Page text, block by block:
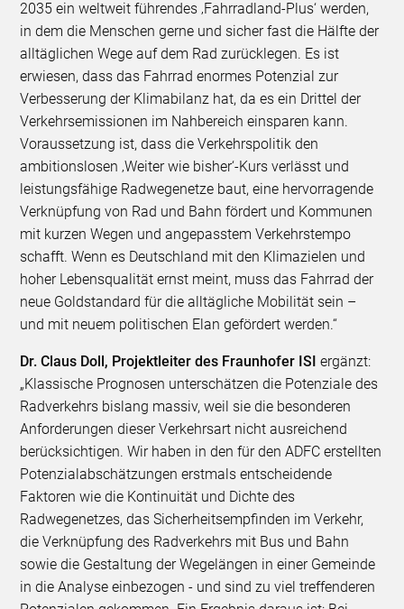
2035 ein weltweit führendes ‚Fahrradland-Plus‘ werden,
in dem die Menschen gerne und sicher fast die Hälfte der
alltäglichen Wege auf dem Rad zurücklegen. Es ist
erwiesen, dass das Fahrrad enormes Potenzial zur
Verbesserung der Klimabilanz hat, da es ein Drittel der
Verkehrsemissionen im Nahbereich einsparen kann.
Voraussetzung ist, dass die Verkehrspolitik den
ambitionslosen ‚Weiter wie bisher‘-Kurs verlässt und
leistungsfähige Radwegenetze baut, eine hervorragende
Verknüpfung von Rad und Bahn fördert und Kommunen
mit kurzen Wegen und angepasstem Verkehrstempo
schafft. Wenn es Deutschland mit den Klimazielen und
hoher Lebensqualität ernst meint, muss das Fahrrad der
neue Goldstandard für die alltägliche Mobilität sein –
und mit neuem politischen Elan gefördert werden.“
Dr. Claus Doll, Projektleiter des Fraunhofer ISI ergänzt:
„Klassische Prognosen unterschätzen die Potenziale des
Radverkehrs bislang massiv, weil sie die besonderen
Anforderungen dieser Verkehrsart nicht ausreichend
berücksichtigen. Wir haben in den für den ADFC erstellten
Potenzialabschätzungen erstmals entscheidende
Faktoren wie die Kontinuität und Dichte des
Radwegenetzes, das Sicherheitsempfinden im Verkehr,
die Verknüpfung des Radverkehrs mit Bus und Bahn
sowie die Gestaltung der Wegelängen in einer Gemeinde
in die Analyse einbezogen - und sind zu viel treffenderen